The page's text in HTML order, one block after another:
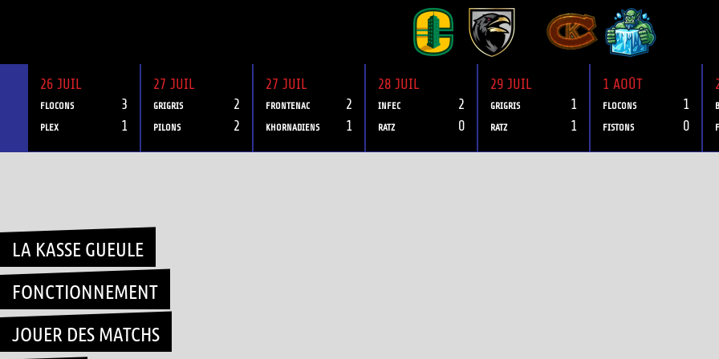
26 JUIL
FLOCONS 3
PLEX 1
27 JUIL
GRIGRIS 2
PILONS 2
27 JUIL
FRONTENAC 2
KHORNADIENS 1
28 JUIL
INFEC 2
RATZ 0
29 JUIL
GRIGRIS 1
RATZ 1
1 AOÛT
FLOCONS 1
FISTONS 0
LA KASSE GUEULE
FONCTIONNEMENT
JOUER DES MATCHS